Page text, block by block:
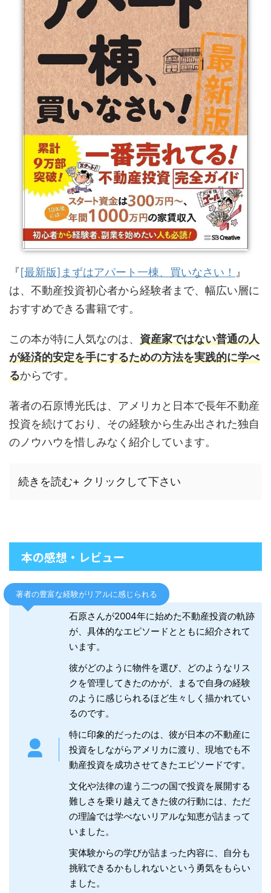
『[最新版]まずはアパート一棟、買いなさい！
』
は、不動産投資初心者から経験者まで、幅広い層に
おすすめできる書籍です。
この本が特に人気なのは、 資産家ではない普通の人
が経済的安定を手にするための方法を実践的に学べ
るからです。
著者の石原博光氏は、アメリカと日本で長年不動産
投資を続けており、その経験から生み出された独自
のノウハウを惜しみなく紹介しています。
続きを読む+ クリックして下さい
本の感想・レビュー
著者の豊富な経験がリアルに感じられる
石原さんが2004年に始めた不動産投資の軌跡
が、具体的なエピソードとともに紹介されて
います。
彼がどのように物件を選び、どのようなリス
クを管理してきたのかが、まるで自身の経験
のように感じられるほど生々しく描かれてい
るのです。
特に印象的だったのは、彼が日本の不動産に
投資をしながらアメリカに渡り、現地でも不
動産投資を成功させてきたエピソードです。
文化や法律の違う二つの国で投資を展開する
難しさを乗り越えてきた彼の行動には、ただ
の理論では学べないリアルな知恵が詰まって
いました。
実体験からの学びが詰まった内容に、自分も
挑戦できるかもしれないという勇気をもらい
ました。